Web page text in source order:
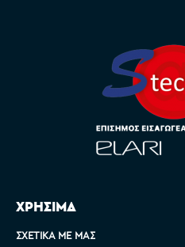
ΧΡΗΣΙΜΑ
ΣΧΕΤΙΚΆ ΜΕ ΜΑΣ